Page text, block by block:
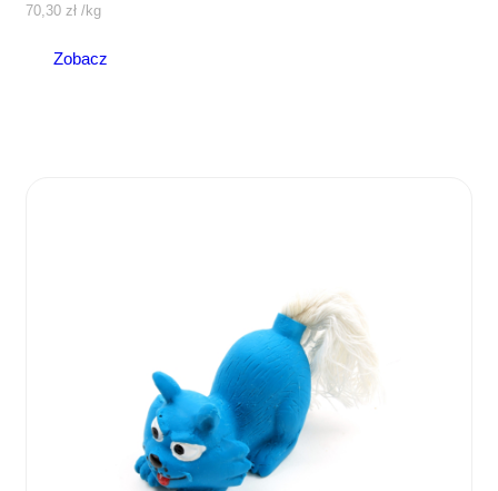
70,30 zł /kg
Zobacz